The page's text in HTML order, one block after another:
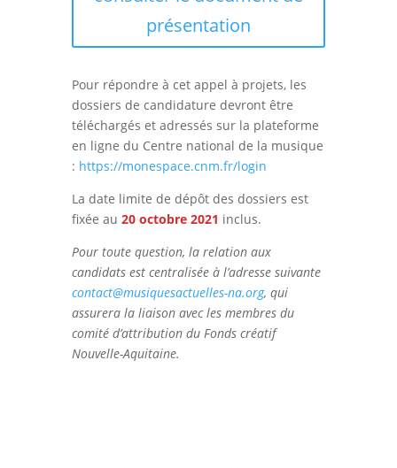
présentation
Pour répondre à cet appel à projets, les
dossiers de candidature devront être
téléchargés et adressés sur la plateforme
en ligne du Centre national de la musique
: https://monespace.cnm.fr/login
La date limite de dépôt des dossiers est
fixée au 20 octobre 2021 inclus.
Pour toute question, la relation aux
candidats est centralisée à l’adresse suivante
contact@musiquesactuelles-na.org, qui
assurera la liaison avec les membres du
comité d’attribution du Fonds créatif
Nouvelle-Aquitaine.